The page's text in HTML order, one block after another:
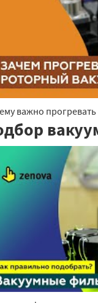
важно